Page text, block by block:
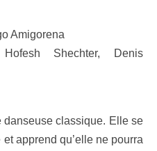
Amigorena
Shechter, Denis
danseuse classique. Elle se
apprend qu’elle ne pourra